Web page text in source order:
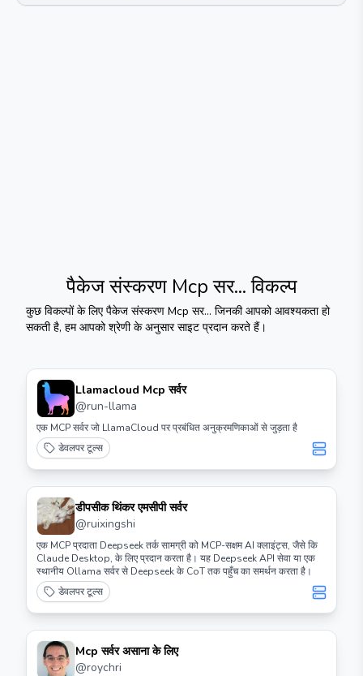
पैकेज संस्करण Mcp सर... विकल्प
कुछ विकल्पों के लिएपैकेज संस्करण Mcp सर... जिनकी आपको आवश्यकता हो
सकती है, हम आपको श्रेणी के अनुसार साइट प्रदान करते हैं।
Llamacloud Mcp सर्वर
@run-llama
एक MCP सर्वर जो LlamaCloud पर प्रबंधित अनुक्रमणिकाओं से जुड़ता है
डेवलपर टूल्स
डीपसीक थिंकर एमसीपी सर्वर
@ruixingshi
एक MCP प्रदाता Deepseek तर्क सामग्री को MCP-सक्षम AI क्लाइंट्स, जैसे कि
Claude Desktop, के लिए प्रदान करता है। यह Deepseek API सेवा या एक
स्थानीय Ollama सर्वर से Deepseek के CoT तक पहुँच का समर्थन करता है।
डेवलपर टूल्स
Mcp सर्वर असाना के लिए
@roychri